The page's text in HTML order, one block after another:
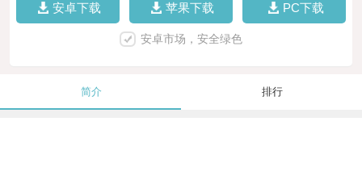
安卓下载 苹果下载 PC下载
安卓市场，安全绿色
简介 排行